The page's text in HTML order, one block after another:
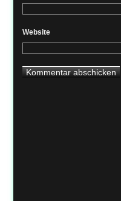
Website